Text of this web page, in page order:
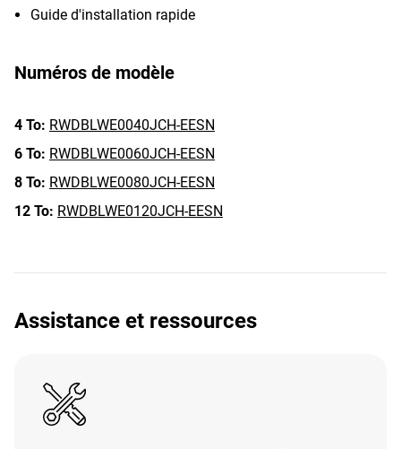
Guide d'installation rapide
Numéros de modèle
4 To: RWDBLWE0040JCH-EESN
6 To: RWDBLWE0060JCH-EESN
8 To: RWDBLWE0080JCH-EESN
12 To: RWDBLWE0120JCH-EESN
Assistance et ressources